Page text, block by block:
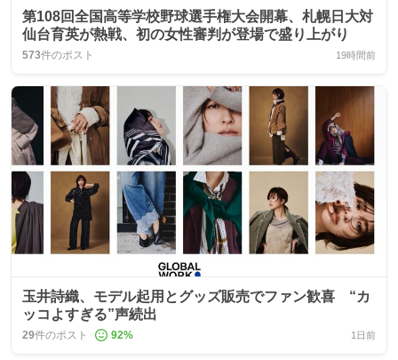
第108回全国高等学校野球選手権大会開幕、札幌日大対
仙台育英が熱戦、初の女性審判が登場で盛り上がり
573件のポスト 19時間前
玉井詩織、モデル起用とグッズ販売でファン歓喜 “カ
ッコよすぎる”声続出
29件のポスト 92% 1日前